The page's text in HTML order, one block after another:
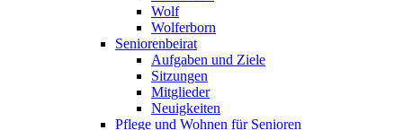
Wolf
Wolferborn
Seniorenbeirat
Aufgaben und Ziele
Sitzungen
Mitglieder
Neuigkeiten
Pflege und Wohnen für Senioren